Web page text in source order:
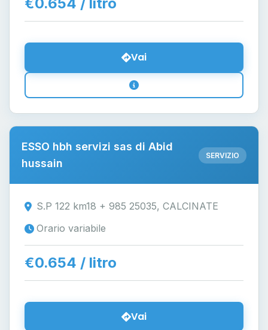
Vai
ESSO hbh servizi sas di Abid
hussain
SERVIZIO
S.P 122 km18 + 985 25035, CALCINATE
Orario variabile
€0.654 / litro
Vai